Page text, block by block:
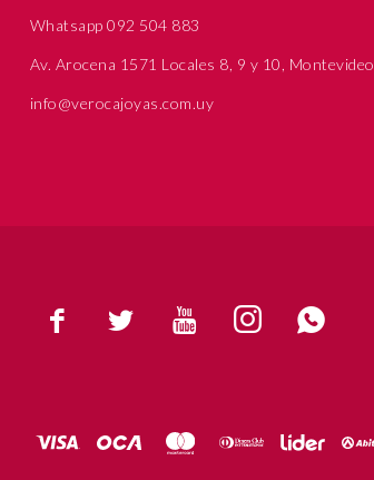
    
Whatsapp 092 504 883
Av. Arocena 1571 Locales 8, 9 y 10, Montevideo
info@verocajoyas.com.uy